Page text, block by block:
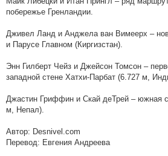
побережье Гренландии.
Дживел Ланд и Анджела ван Вимеерх –
и Парусе Главном (Киргизстан).
Энн Гилберт Чейз и Джейсон Томсон –
западной стене Хатхи-Парбат (6.727 м,
Джастин Гриффин и Скай деТрей – южная
м, Непал).
Автор: Desnivel.com
Перевод: Евгения Андреева